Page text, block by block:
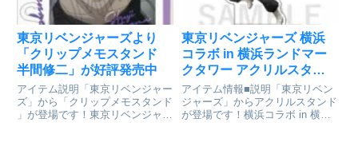
東京リベンジャーズより
「クリップメモスタンド
半間修二」が好評発売中
アイテム説明「東京リベンジャー
ズ」から「クリップメモスタンド
」が登場です！東京リベンジャー
東京リベンジャーズ 横浜
コラボ in 横浜ランドマー
クタワー アクリルスタン
ド 松野千冬[イーディス]が
予約受付開始
アイテム情報■説明「東京リベン
ジャーズ」からアクリルスタンド
が登場です！横浜コラボ in 横浜